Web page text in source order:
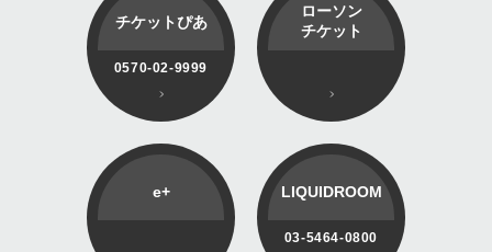
チケットぴあ
0570-02-9999
ローソン
チケット
e+ LIQUIDROOM
03-5464-0800